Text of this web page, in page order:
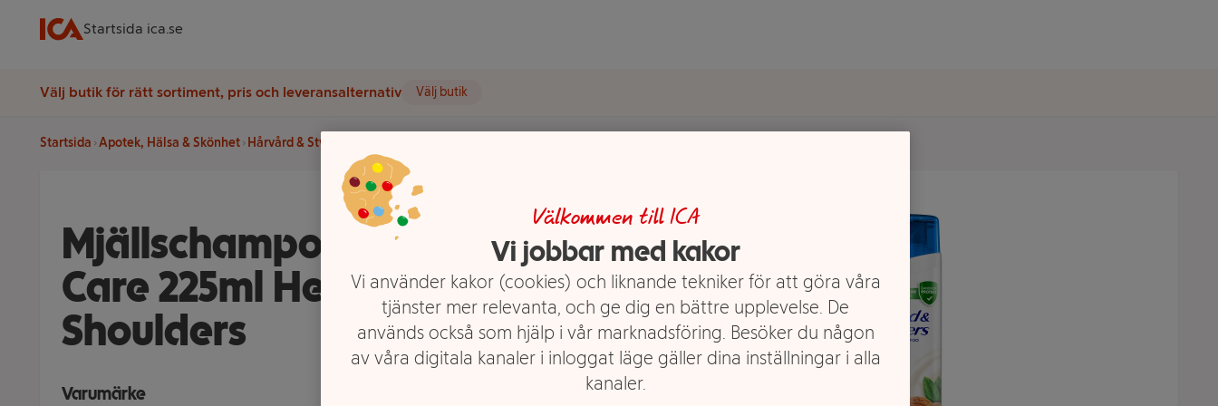
Startsida ica.se
Välj butik för rätt sortiment, pris och leveransalternativ Välj butik
Startsida Apotek, Hälsa & Skönhet Hårvård & Styling
Mjällschampo Dry Scalp
Care 225ml Head &
Shoulders
Varumärke
Välkommen till ICA
Vi jobbar med kakor
Vi använder kakor (cookies) och liknande tekniker för att göra våra
tjänster mer relevanta, och ge dig en bättre upplevelse. De
används också som hjälp i vår marknadsföring. Besöker du någon
av våra digitala kanaler i inloggat läge gäller dina inställningar i alla
kanaler.